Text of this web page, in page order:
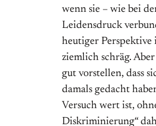
wenn sie – wie bei
Leidensdruck
heutiger Perspektive
ziemlich schräg.
gut vorstellen, dass
damals gedacht
Versuch wert ist,
Diskriminierung“